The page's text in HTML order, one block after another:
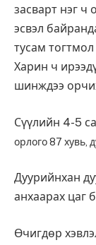
засварт нэг ч
эсвэл
тусам
Харин ч
шинждээ
Сүүлийн 4-5
орлого 87 хувь, д
Дуурийнхан
анхаарах цаг
Өчигдөр